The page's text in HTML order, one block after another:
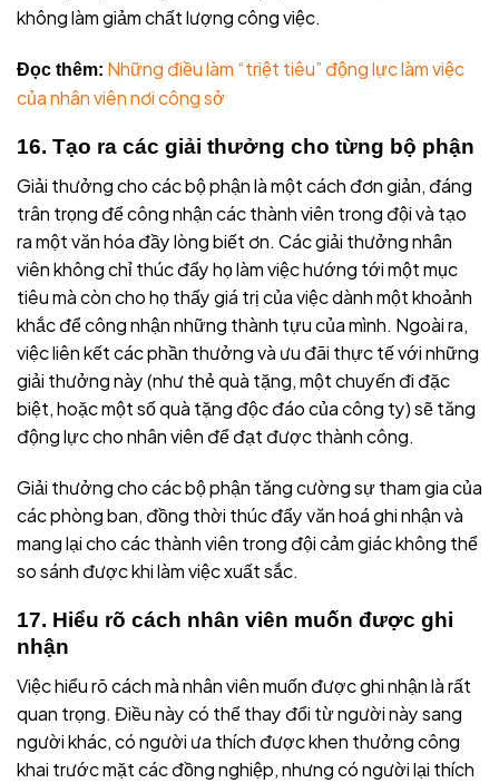
không làm giảm chất lượng công việc.
Đọc thêm: Những điều làm “triệt tiêu” động lực làm việc
của nhân viên nơi công sở
16. Tạo ra các giải thưởng cho từng bộ phận
Giải thưởng cho các bộ phận là một cách đơn giản, đáng
trân trọng để công nhận các thành viên trong đội và tạo
ra một văn hóa đầy lòng biết ơn. Các giải thưởng nhân
viên không chỉ thúc đẩy họ làm việc hướng tới một mục
tiêu mà còn cho họ thấy giá trị của việc dành một khoảnh
khắc để công nhận những thành tựu của mình. Ngoài ra,
việc liên kết các phần thưởng và ưu đãi thực tế với những
giải thưởng này (như thẻ quà tặng, một chuyến đi đặc
biệt, hoặc một số quà tặng độc đáo của công ty) sẽ tăng
động lực cho nhân viên để đạt được thành công.
Giải thưởng cho các bộ phận tăng cường sự tham gia của
các phòng ban, đồng thời thúc đẩy văn hoá ghi nhận và
mang lại cho các thành viên trong đội cảm giác không thể
so sánh được khi làm việc xuất sắc.
17. Hiểu rõ cách nhân viên muốn được ghi
nhận
Việc hiểu rõ cách mà nhân viên muốn được ghi nhận là rất
quan trọng. Điều này có thể thay đổi từ người này sang
người khác, có người ưa thích được khen thưởng công
khai trước mặt các đồng nghiệp, nhưng có người lại thích